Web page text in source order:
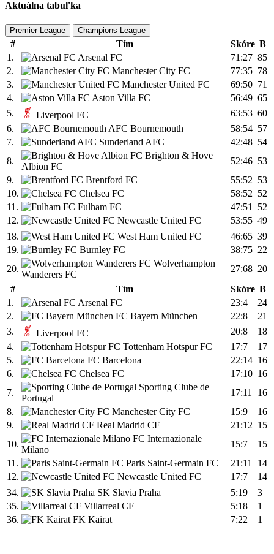
Aktuálna tabuľka
Premier League Champions League
# Tím Skóre B
1.
Arsenal FC 71:27 85
2.
Manchester City FC 77:35 78
3.
Manchester United FC 69:50 71
4.
Aston Villa FC 56:49 65
5.
Liverpool FC 63:53 60
6.
AFC Bournemouth 58:54 57
7.
Sunderland AFC 42:48 54
8.
Brighton & Hove
Albion FC
52:46 53
9.
Brentford FC 55:52 53
10.
Chelsea FC 58:52 52
11.
Fulham FC 47:51
52
12.
Newcastle United FC 53:55 49
18.
West Ham United FC 46:65 39
19.
Burnley FC 38:75 22
20.
Wolverhampton
Wanderers FC
27:68 20
#
Tím Skóre B
1.
Arsenal FC 23:4
24
2.
FC Bayern München 22:8
21
3.
Liverpool FC 20:8
18
4.
Tottenham Hotspur FC 17:7
17
5.
FC Barcelona 22:14 16
6.
Chelsea FC 17:10 16
7.
Sporting Clube de
Portugal
17:11
16
8.
Manchester City FC 15:9
16
9.
Real Madrid CF 21:12 15
10.
FC Internazionale
Milano
15:7
15
11.
Paris Saint-Germain FC 21:11
14
12.
Newcastle United FC 17:7
14
34.
SK Slavia Praha 5:19
3
35.
Villarreal CF 5:18
1
36.
FK Kairat 7:22 1